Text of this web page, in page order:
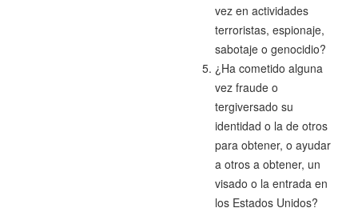
vez en actividades
terroristas, espionaje,
sabotaje o genocidio?
¿Ha cometido alguna
vez fraude o
tergiversado su
identidad o la de otros
para obtener, o ayudar
a otros a obtener, un
visado o la entrada en
los Estados Unidos?